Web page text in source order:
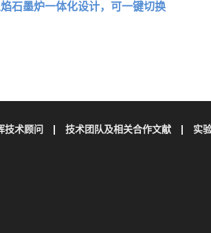
石墨炉一体化设计，可一键切换
技术顾问 技术团队及相关合作文献
实